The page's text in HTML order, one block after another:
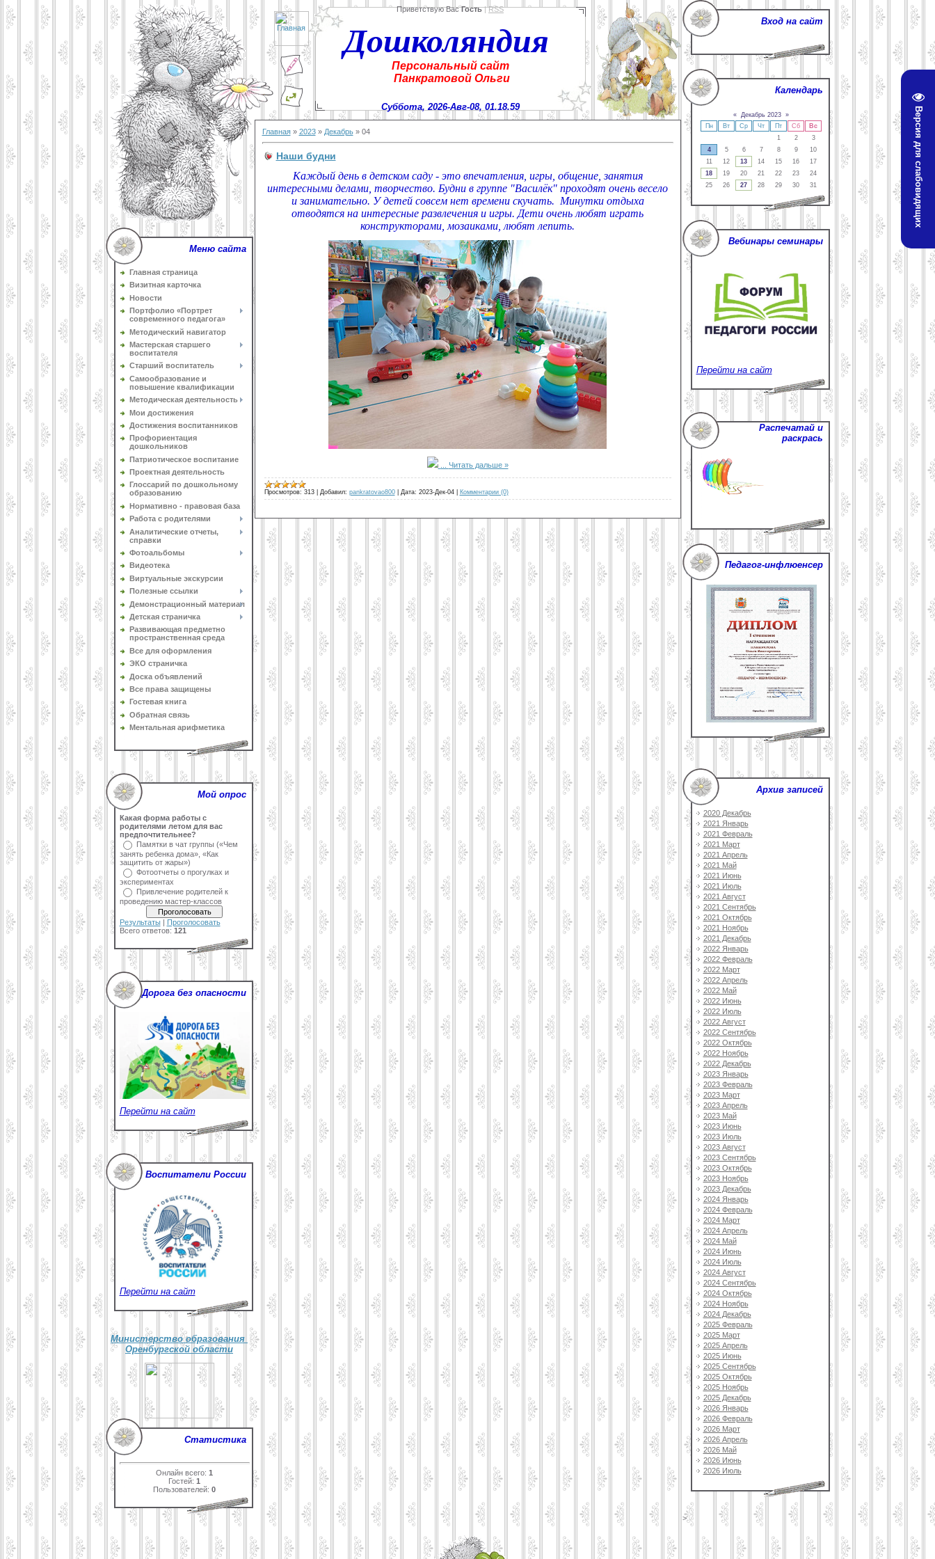
Версия для слабовидящих
Меню сайта
Главная страница
Визитная карточка
Новости
Портфолио «Портрет
современного педагога»
Методический навигатор
Мастерская старшего
воспитателя
Старший воспитатель
Самообразование и
повышение квалификации
Методическая деятельность
Мои достижения
Достижения воспитанников
Профориентация
дошкольников
Патриотическое воспитание
Проектная деятельность
Глоссарий по дошкольному
образованию
Нормативно - правовая база
Работа с родителями
Аналитические отчеты,
справки
Фотоальбомы
Видеотека
Виртуальные экскурсии
Полезные ссылки
Демонстрационный материал
Детская страничка
Развивающая предметно
пространственная среда
Все для оформления
ЭКО страничка
Доска объявлений
Все права защищены
Гостевая книга
Обратная связь
Ментальная арифметика
Мой опрос
Какая форма работы с
родителями летом для вас
предпочтительнее?
Памятки в чат группы («Чем
занять ребенка дома», «Как
защитить от жары»)
Фотоотчеты о прогулках и
экспериментах
Привлечение родителей к
проведению мастер-классов
Результаты| Проголосовать
Всего ответов: 121
Дорога без опасности
Перейти на сайт
Воспитатели России
Перейти на сайт
Министерство образования
Оренбургской области
Статистика
Онлайн всего: 1
Гостей: 1
Пользователей: 0
Приветствую Вас Гость |RSS
Дошколяндия
Персональный сайт
Панкратовой Ольги
Суббота, 2026-Авг-08, 01.18.59
Главная» 2023 » Декабрь » 04
Наши будни
Каждый день в детском саду - это впечатления, игры, общение, занятия
интересными делами, творчество. Будни в группе "Василёк" проходят очень весело
и занимательно. У детей совсем нет времени скучать. Минутки отдыха
отводятся на интересные развлечения и игры. Дети очень любят играть
конструкторами, мозаиками, любят лепить.
Читать дальше »
Просмотров: 313 Добавил: pankratovao800 Дата: 2023-Дек-04 Комментарии (0)
Вход на сайт
Календарь
« Декабрь 2023 »
Пн
Вт Ср Чт Пт Сб
Вс
1
2
3
4
5 6 7 8 9
10
11
12 13 14 15 16
17
18
19 20 21 22 23
24
25
26 27 28 29 30 31
Вебинары семинары
Перейти на сайт
Распечатай и
раскрась
Педагог-инфлюенсер
Архив записей
2020 Декабрь
2021 Январь
2021 Февраль
2021 Март
2021 Апрель
2021 Май
2021 Июнь
2021 Июль
2021 Август
2021 Сентябрь
2021 Октябрь
2021 Ноябрь
2021 Декабрь
2022 Январь
2022 Февраль
2022 Март
2022 Апрель
2022 Май
2022 Июнь
2022 Июль
2022 Август
2022 Сентябрь
2022 Октябрь
2022 Ноябрь
2022 Декабрь
2023 Январь
2023 Февраль
2023 Март
2023 Апрель
2023 Май
2023 Июнь
2023 Июль
2023 Август
2023 Сентябрь
2023 Октябрь
2023 Ноябрь
2023 Декабрь
2024 Январь
2024 Февраль
2024 Март
2024 Апрель
2024 Май
2024 Июнь
2024 Июль
2024 Август
2024 Сентябрь
2024 Октябрь
2024 Ноябрь
2024 Декабрь
2025 Февраль
2025 Март
2025 Апрель
2025 Июнь
2025 Сентябрь
2025 Октябрь
2025 Ноябрь
2025 Декабрь
2026 Январь
2026 Февраль
2026 Март
2026 Апрель
2026 Май
2026 Июнь
2026 Июль
>